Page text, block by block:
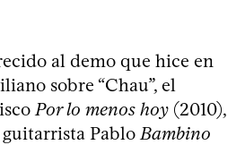
al demo que hice en
sobre “Chau”, el
Por lo menos hoy (2010),
Pablo Bambino